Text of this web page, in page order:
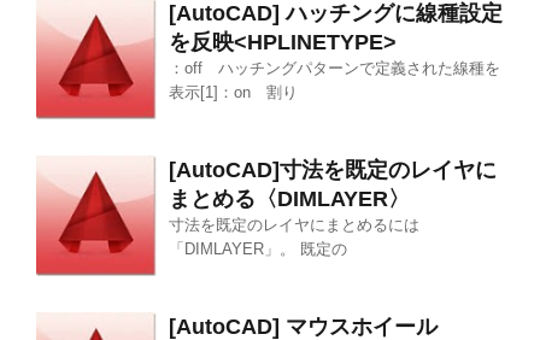
[AutoCAD] ハッチングに線種設定
を反映<HPLINETYPE>
：off ハッチングパターンで定義された線種を
表示[1]：on 割り
[AutoCAD]寸法を既定のレイヤに
まとめる〈DIMLAYER〉
寸法を既定のレイヤにまとめるには
「DIMLAYER」。 既定の
[AutoCAD] マウスホイール